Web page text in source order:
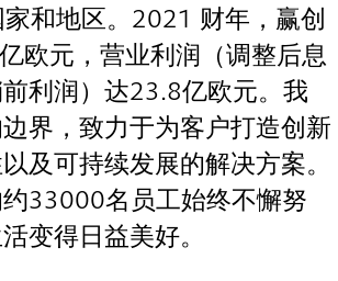
和地区。2021 财年，赢创
欧元，营业利润（调整后息
利润）达23.8亿欧元。我
界，致力于为客户打造创新
及可持续发展的解决方案。
33000名员工始终不懈努
变得日益美好。